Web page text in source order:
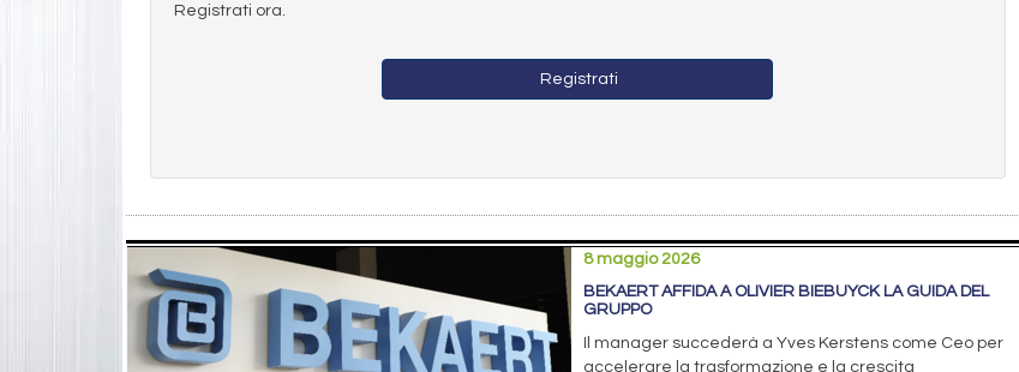
Registrati ora.
Registrati
8 maggio 2026
BEKAERT AFFIDA A OLIVIER BIEBUYCK LA GUIDA DEL
GRUPPO
Il manager succederà a Yves Kerstens come Ceo per
accelerare la trasformazione e la crescita